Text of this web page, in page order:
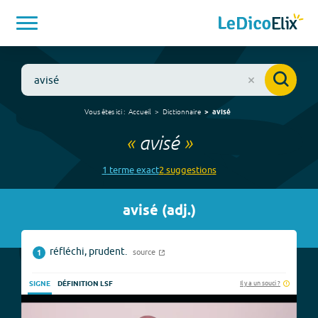
Vous êtes ici : Accueil Dictionnaire avisé
« avisé»
1 termeexact2 suggestions
avisé (adj.)
1 réfléchi, prudent. source
SIGNE DÉFINITION LSF Il y a un souci ?